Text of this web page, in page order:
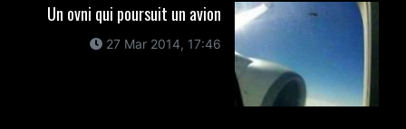
Un ovni qui poursuit un avion
27 Mar 2014, 17:46